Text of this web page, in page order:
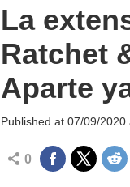
La
Ratchet
Aparte
Published at 07/09/2020
0